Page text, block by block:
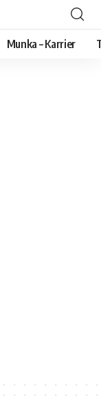
Munka – Karrier